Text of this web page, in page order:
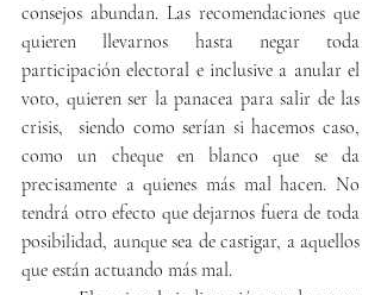
consejos abundan. Las recomendaciones que
quieren llevarnos hasta negar toda
participación electoral e inclusive a anular el
voto, quieren ser la panacea para salir de las
crisis,  siendo como serían si hacemos caso,
como un cheque en blanco que se da
precisamente a quienes más mal hacen. No
tendrá otro efecto que dejarnos fuera de toda
posibilidad, aunque sea de castigar, a aquellos
que están actuando más mal.